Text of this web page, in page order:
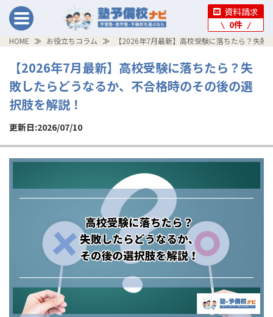
資料請求
0件
HOME お役立ちコラム 【2026年7月最新】高校受験に落ちたら？失
【2026年7月最新】高校受験に落ちたら？失
敗したらどうなるか、不合格時のその後の選
択肢を解説！
更新日:2026/07/10